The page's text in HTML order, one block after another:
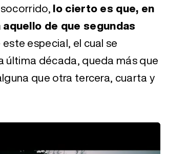
lo cierto es que, en
de que segundas
especial, el cual se
última década, queda más que
que otra tercera, cuarta y